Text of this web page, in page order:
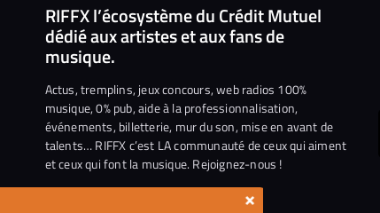
RIFFX l’écosystème du Crédit Mutuel
dédié aux artistes et aux fans de
musique.
Actus, tremplins, jeux concours, web radios 100%
musique, 0% pub, aide à la professionnalisation,
événements, billetterie, mur du son, mise en avant de
talents… RIFFX c’est LA communauté de ceux qui aiment
et ceux qui font la musique. Rejoignez-nous !
×